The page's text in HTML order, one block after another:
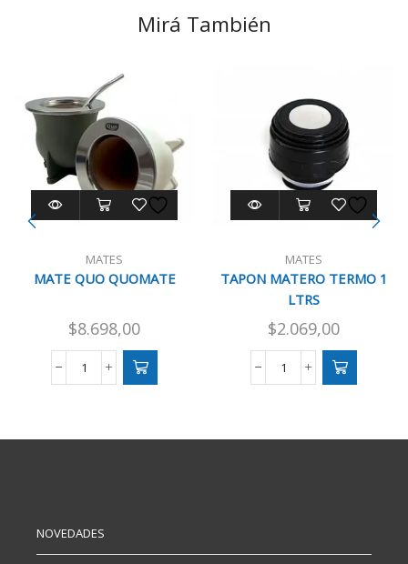
Mirá También
MATES
MATE QUO QUOMATE
$8.698,00
MATE
MATES
TAPON MATERO TERMO 1
LTRS
$2.069,00
TAPON
LTRS
NOVEDADES